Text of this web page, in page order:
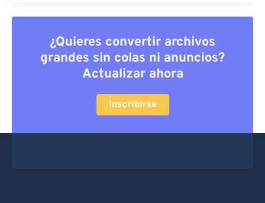
¿Quieres convertir archivos
grandes sin colas ni anuncios?
Actualizar ahora
Inscribirse